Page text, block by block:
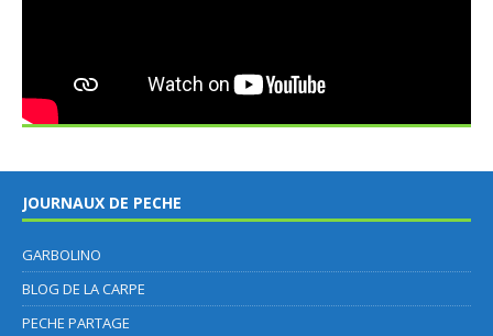
JOURNAUX DE PECHE
GARBOLINO
BLOG DE LA CARPE
PECHE PARTAGE